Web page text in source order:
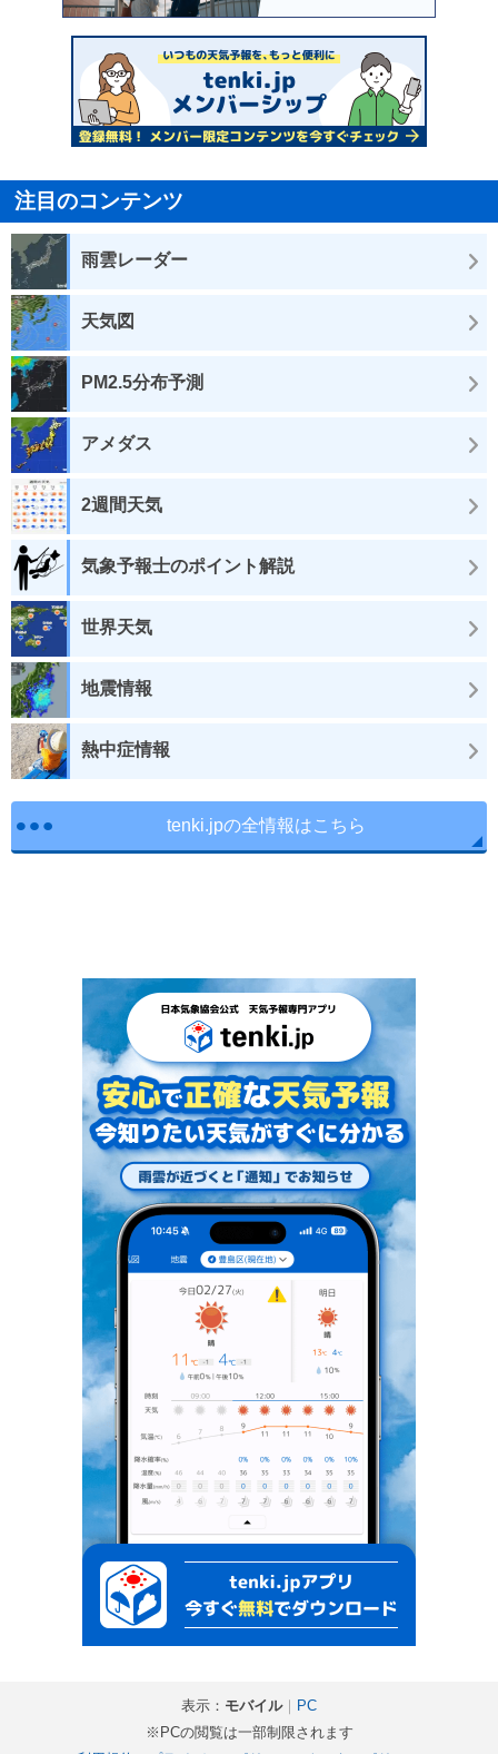
注目のコンテンツ
雨雲レーダー
天気図
PM2.5分布予測
アメダス
2週間天気
気象予報士のポイント解説
世界天気
地震情報
熱中症情報
tenki.jpの全情報はこちら
表示： モバイル｜
PC
※PCの閲覧は一部制限されます